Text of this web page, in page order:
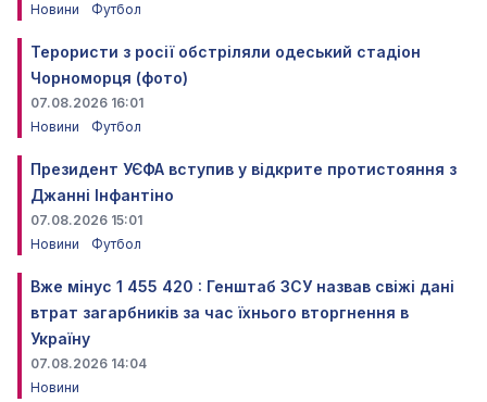
Новини
Футбол
Терористи з росії обстріляли одеський стадіон
Чорноморця (фото)
07.08.2026 16:01
Новини
Футбол
Президент УЄФА вступив у відкрите протистояння з
Джанні Інфантіно
07.08.2026 15:01
Новини
Футбол
Вже мінус 1 455 420 : Генштаб ЗСУ назвав свіжі дані
втрат загарбників за час їхнього вторгнення в
Україну
07.08.2026 14:04
Новини